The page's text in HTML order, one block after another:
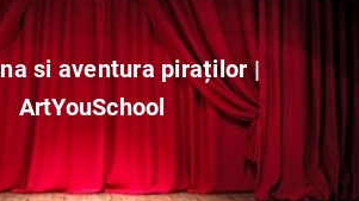
si aventura piraților |
ArtYouSchool